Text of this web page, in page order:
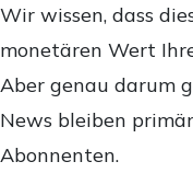
Wir wissen, dass
monetären Wert
Aber genau darum
News bleiben
Abonnenten.